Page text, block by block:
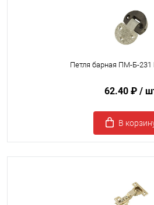
Петля барная ПМ-Б-
62.40 ₽ /
В